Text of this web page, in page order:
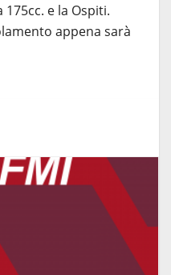
e la Ospiti.
appena sarà